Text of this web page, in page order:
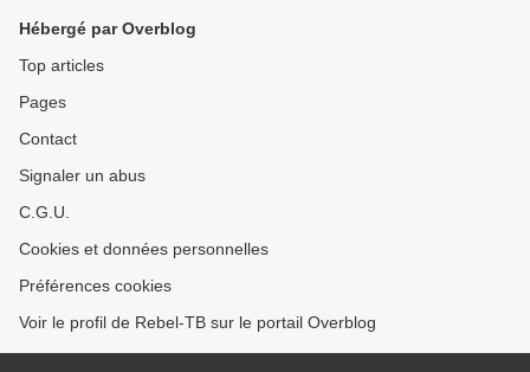
Hébergé par Overblog
Top articles
Pages
Contact
Signaler un abus
C.G.U.
Cookies et données personnelles
Préférences cookies
Voir le profil de Rebel-TB sur le portail Overblog